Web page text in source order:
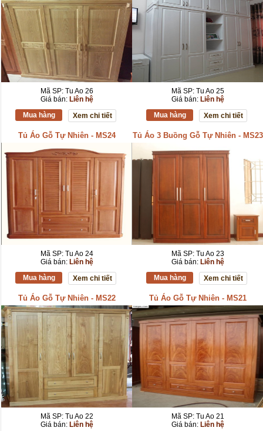
Mã SP: Tu Ao 26
Giá bán: Liên hệ
Mua hàng
Xem chi tiết
Mã SP: Tu Ao 25
Giá bán: Liên hệ
Mua hàng
Xem chi tiết
Tủ Áo Gỗ Tự Nhiên - MS24
Mã SP: Tu Ao 24
Giá bán: Liên hệ
Mua hàng
Xem chi tiết
Tủ Áo 3 Buồng Gỗ Tự Nhiên - MS23
Mã SP: Tu Ao 23
Giá bán: Liên hệ
Mua hàng
Xem chi tiết
Tủ Áo Gỗ Tự Nhiên - MS22
Mã SP: Tu Ao 22
Giá bán: Liên hệ
Tủ Áo Gỗ Tự Nhiên - MS21
Mã SP: Tu Ao 21
Giá bán: Liên hệ